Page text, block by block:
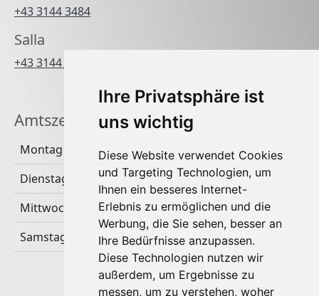
Ihre Privatsphäre ist
uns wichtig
Diese Website verwendet Cookies
und Targeting Technologien, um
Ihnen ein besseres Internet-
Erlebnis zu ermöglichen und die
Werbung, die Sie sehen, besser an
Ihre Bedürfnisse anzupassen.
Diese Technologien nutzen wir
außerdem, um Ergebnisse zu
messen, um zu verstehen, woher
+43 3144 3484
Salla
+43 3144 3484 270
Amtszeiten
Montag
Dienstag & Donnerstag
Mittwoch & Freitag
Samstag & Sonntag